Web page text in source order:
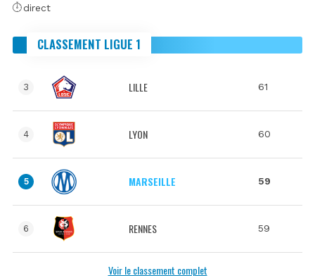
direct
CLASSEMENT LIGUE 1
3 LILLE 61
4 LYON 60
5 MARSEILLE 59
6 RENNES 59
Voir le classement complet